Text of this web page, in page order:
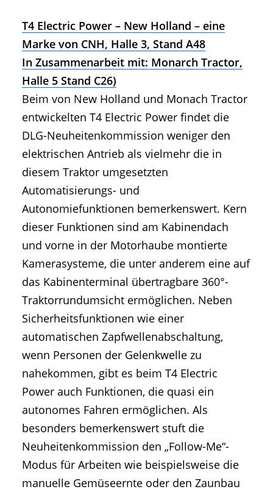
T4 Electric Power – New Holland – eine
Marke von CNH, Halle 3, Stand A48
In Zusammenarbeit mit: Monarch Tractor,
Halle 5 Stand C26)
Beim von New Holland und Monach Tractor
entwickelten T4 Electric Power findet die
DLG-Neuheitenkommission weniger den
elektrischen Antrieb als vielmehr die in
diesem Traktor umgesetzten
Automatisierungs- und
Autonomiefunktionen bemerkenswert. Kern
dieser Funktionen sind am Kabinendach
und vorne in der Motorhaube montierte
Kamerasysteme, die unter anderem eine auf
das Kabinenterminal übertragbare 360°-
Traktorrundumsicht ermöglichen. Neben
Sicherheitsfunktionen wie einer
automatischen Zapfwellenabschaltung,
wenn Personen der Gelenkwelle zu
nahekommen, gibt es beim T4 Electric
Power auch Funktionen, die quasi ein
autonomes Fahren ermöglichen. Als
besonders bemerkenswert stuft die
Neuheitenkommission den „Follow-Me“-
Modus für Arbeiten wie beispielsweise die
manuelle Gemüseernte oder den Zaunbau